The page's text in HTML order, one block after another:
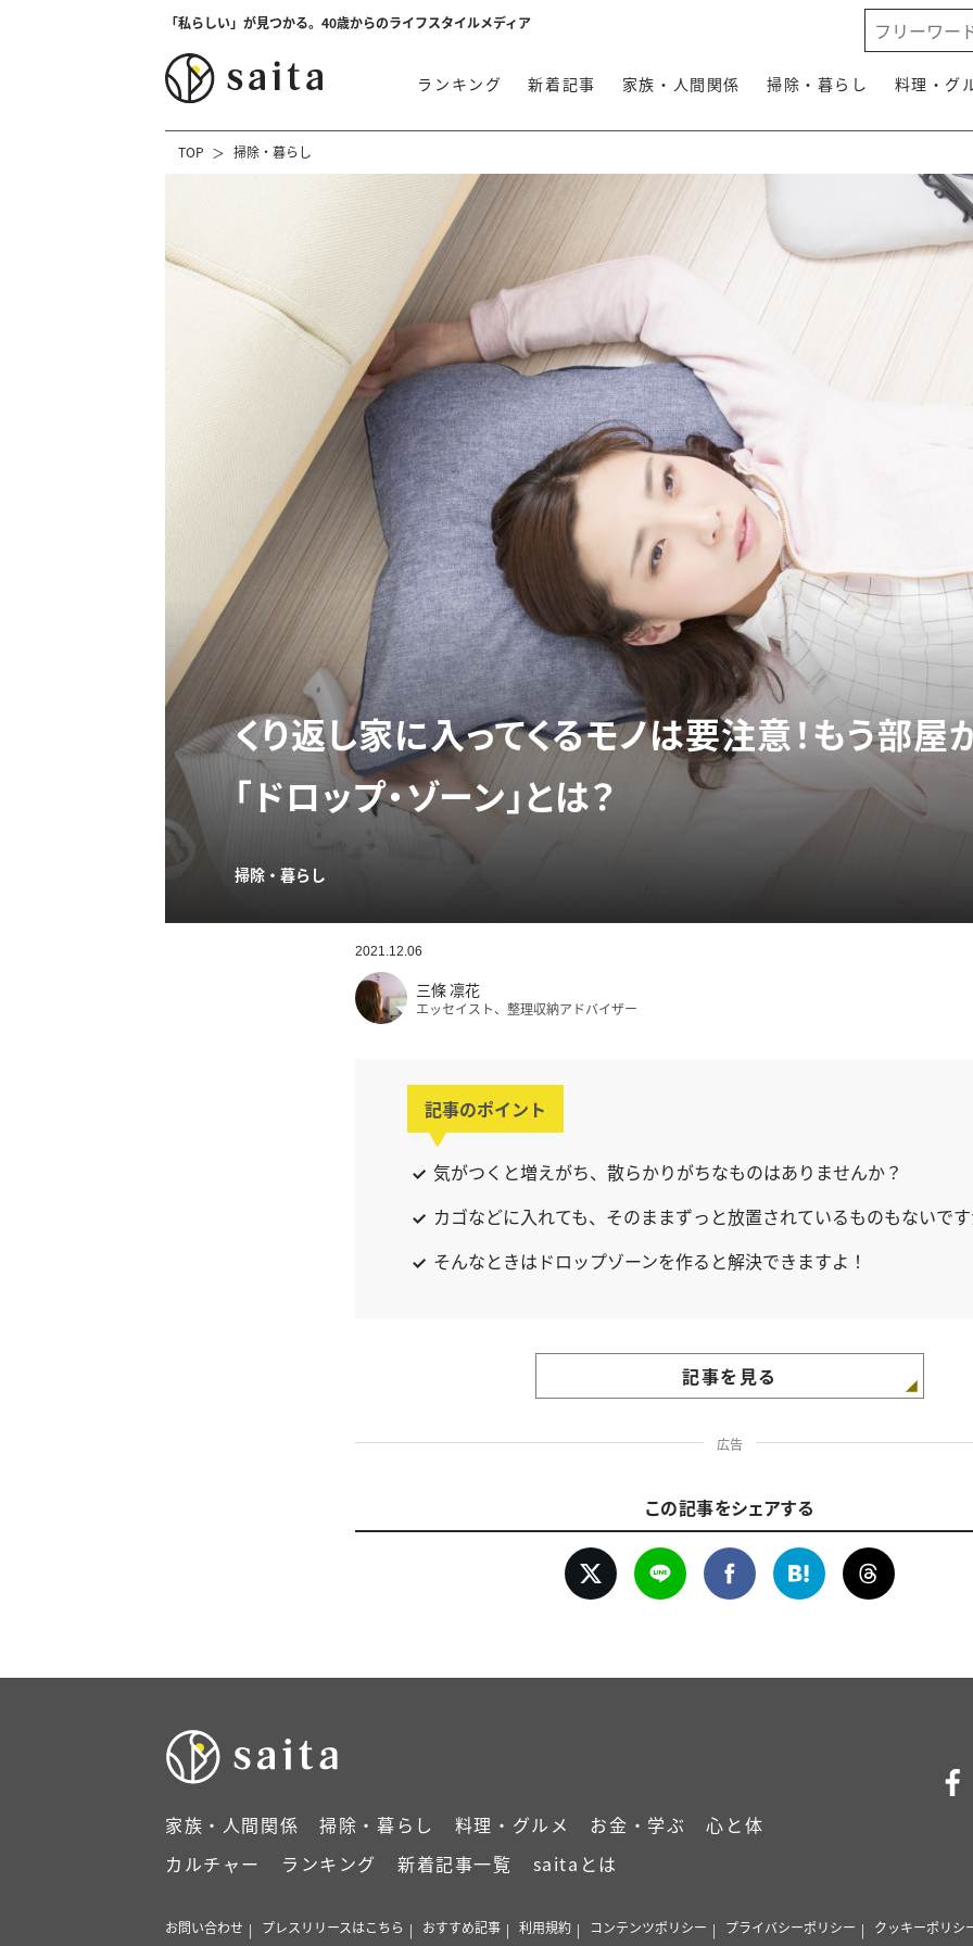
「私らしい」が見つかる。40歳からのライフスタイルメディア
ランキング 新着記事 家族・人間関係 掃除・暮らし 料理・グ
TOP 掃除・暮らし
くり返し家に入ってくるモノは要注意！もう部
「ドロップ・ゾーン」とは？
掃除・暮らし
2021.12.06
三條 凛花
エッセイスト、整理収納アドバイザー
記事のポイント
気がつくと増えがち、散らかりがちなものはありませんか？
カゴなどに入れても、そのままずっと放置されているものもないで
そんなときはドロップゾーンを作ると解決できますよ！
記事を見る
広告
この記事をシェアする
家族・人間関係 掃除・暮らし 料理・グルメ お金・学ぶ
心と体
カルチャー
ランキング 新着記事一覧 saitaとは
お問い合わせ プレスリリースはこちら おすすめ記事 利用規約 コンテンツポリシー プライバシーポリシー クッキーポリシ